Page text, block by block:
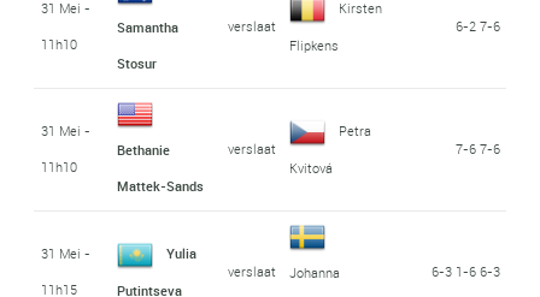
31 Mei -
11h10
Samantha
Stosur
verslaat
Kirsten
Flipkens
6-2 7-6
31 Mei -
11h10
Bethanie
Mattek-Sands
verslaat
Petra
Kvitová
7-6 7-6
31 Mei -
11h15
Yulia
Putintseva
verslaat
Johanna
6-3 1-6 6-3